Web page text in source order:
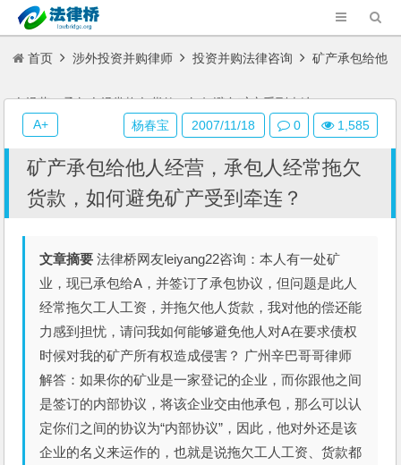
首页 涉外投资并购律师 投资并购法律咨询 矿产承包给他
人经营，承包人经常拖欠货款，如何避免矿产受到牵连？
矿产承包给他人经营，承包人经常拖欠
货款，如何避免矿产受到牵连？
文章摘要 法律桥网友leiyang22咨询：本人有一处矿
业，现已承包给A，并签订了承包协议，但问题是此人
经常拖欠工人工资，并拖欠他人货款，我对他的偿还能
力感到担忧，请问我如何能够避免他人对A在要求债权
时候对我的矿产所有权造成侵害？ 广州辛巴哥哥律师
解答：如果你的矿业是一家登记的企业，而你跟他之间
是签订的内部协议，将该企业交由他承包，那么可以认
定你们之间的协议为“内部协议”，因此，他对外还是该
企业的名义来运作的，也就是说拖欠工人工资、货款都
杨春宝 2007/11/18 0 1,585
A+